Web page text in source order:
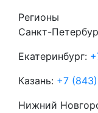
Регионы
Санкт-
Екатеринбург:
Казань: +7
Нижний